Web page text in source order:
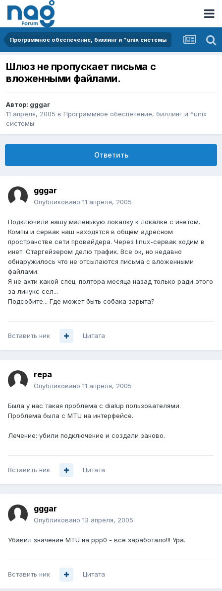
Программное обеспечение, биллинг и *unix системы
Шлюз не пропускает письма с
вложенными файлами.
Автор: gggar
11 апреля, 2005 в Программное обеспечение, биллинг и *unix
системы
Ответить
gggar
Опубликовано 11 апреля, 2005
Подключили нашу маленькую локалку к локалке с инетом.
Компы и сервак наш находятся в общем адресном
пространстве сети провайдера. Через linux-сервак ходим в
инет. Cтаргейзером делю трафик. Все ок, но недавно
обнаружилось что не отсылаются письма с вложенными
файлами.
Я не ахти какой спец. полтора месяца назад только ради этого
за линукс сел...
Подсобите... Где может быть собака зарыта?
Вставить ник Цитата
repa
Опубликовано 11 апреля, 2005
Была у нас такая проблема с dialup пользователями.
Проблема была с MTU на интерфейсе.
Лечение: убили подключение и создали заново.
Вставить ник Цитата
gggar
Опубликовано 13 апреля, 2005
Убавил значение MTU на ppp0 - все заработало!!! Ура.
Вставить ник Цитата